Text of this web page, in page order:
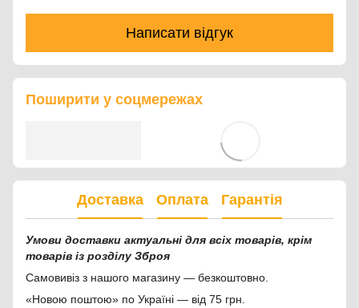
Написати відгук
Поширити у соцмережах
Доставка Оплата Гарантія
Умови доставки актуальні для всіх товарів, крім
товарів із розділу Зброя
Самовивіз з нашого магазину — безкоштовно.
«Новою поштою» по Україні — від 75 грн.